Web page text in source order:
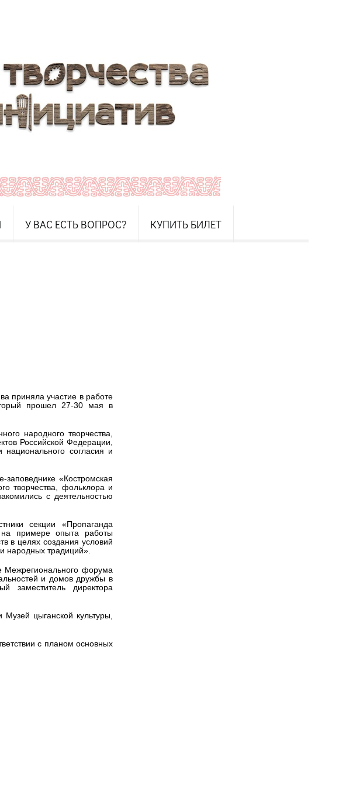
У ВАС ЕСТЬ ВОПРОС? КУПИТЬ БИЛЕТ
приняла участие в работе
прошел 27-30 мая в
народного творчества,
Российской Федерации,
согласия и
«Костромская
творчества, фольклора и
с деятельностью
секции «Пропаганда
на примере опыта работы
в целях создания условий
народных традиций».
Межрегионального форума
и домов дружбы в
заместитель директора
цыганской культуры,
с планом основных